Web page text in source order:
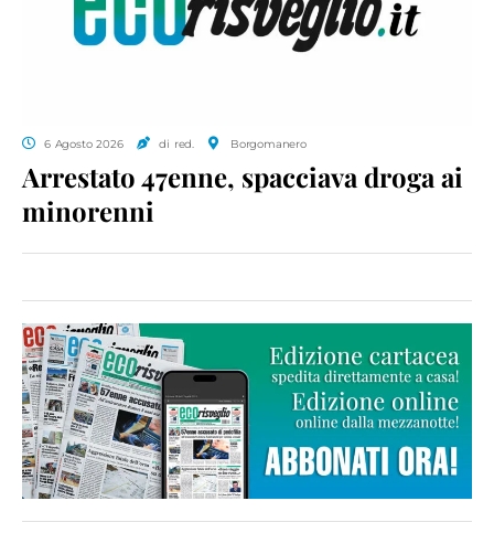
6 Agosto 2026 di red. Borgomanero
Arrestato 47enne, spacciava droga ai
minorenni